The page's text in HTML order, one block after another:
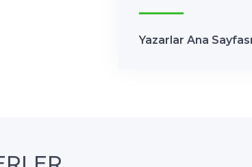
Yazarlar Ana Sayfası